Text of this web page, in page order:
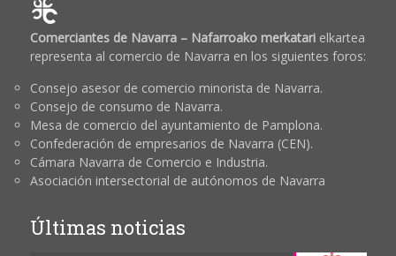
Comerciantes de Navarra – Nafarroako merkatarielkartea
representa al comercio de Navarra en los siguientes foros:
Consejo asesor de comercio minorista de Navarra.
Consejo de consumo de Navarra.
Mesa de comercio del ayuntamiento de Pamplona.
Confederación de empresarios de Navarra (CEN).
Cámara Navarra de Comercio e Industria.
Asociación intersectorial de autónomos de Navarra
Últimas noticias